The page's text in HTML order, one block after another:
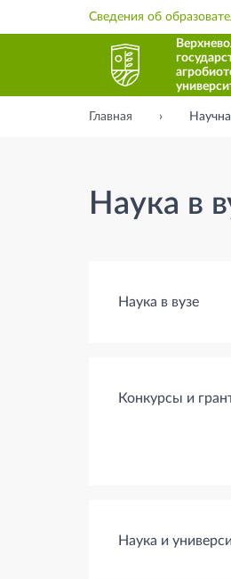
Сведения об
Главная
Наука в
Наука в вузе
Конкурсы и
Наука и